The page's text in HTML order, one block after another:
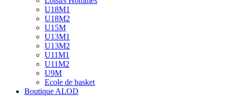
U18M1
U18M2
U15M
U13M1
U13M2
U11M1
U11M2
U9M
Ecole de basket
Boutique ALOD